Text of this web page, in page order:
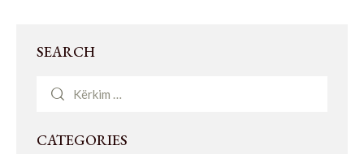
SEARCH
CATEGORIES